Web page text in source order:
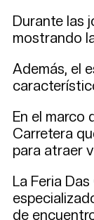
Durante las
mostrando
Además, el
En el marco
Carretera
para atraer
La Feria
de